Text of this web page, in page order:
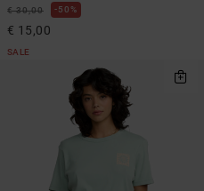
€ 30,00 50%
€ 15,00
SALE